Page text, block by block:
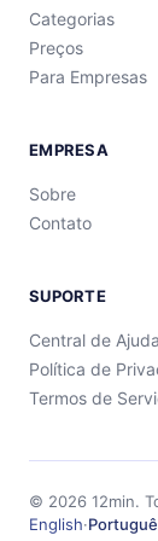
Categorias
Preços
Para Empresas
EMPRESA
Sobre
Contato
SUPORTE
Central de Ajuda
Política de
Termos de
© 2026 12min.
English·